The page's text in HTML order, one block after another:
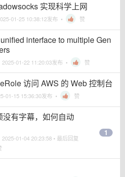
实现科学上网
01-25 10:38:12发布 • 赞
interface to multiple Gen
2025-01-22 11:20:03发布 • 赞
访问 AWS 的 Web 控制台
01-15 15:36:30发布 • 赞
有字幕，如何自动
2025-01-04 20:23:58 • 最后回复
1